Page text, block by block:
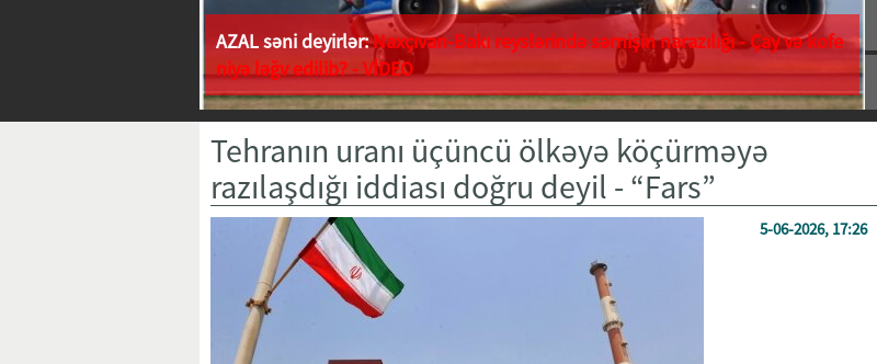
AZAL səni deyirlər:Naxçıvan-Bakı reyslərində sərnişin narazılığı - Çay və kofe
niyə ləğv edilib? - VİDEO
Tehranın uranı üçüncü ölkəyə köçürməyə
razılaşdığı iddiası doğru deyil - “Fars”
5-06-2026, 17:26